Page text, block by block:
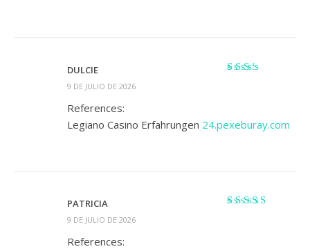
DULCIE
9 DE JULIO DE 2026
References:
Legiano Casino Erfahrungen 24.pexeburay.com
PATRICIA
9 DE JULIO DE 2026
References: